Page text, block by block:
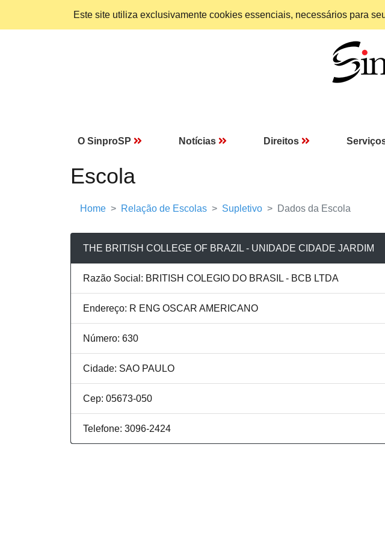
Este site utiliza exclusivamente cookies essenciais, necessários para
O SinproSP Notícias Direitos
Escola
Home Relação de Escolas Supletivo Dados da Escola
THE BRITISH COLLEGE OF BRAZIL - UNIDADE CIDADE JARDIM
Razão Social: BRITISH COLEGIO DO BRASIL - BCB LTDA
Endereço: R ENG OSCAR AMERICANO
Número: 630
Cidade: SAO PAULO
Cep: 05673-050
Telefone: 3096-2424